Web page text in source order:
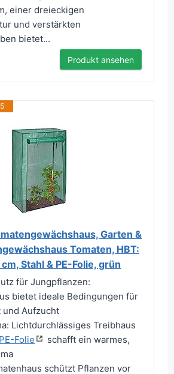
einer dreieckigen
und verstärkten
bietet...
Produkt ansehen
Garten &
Tomaten, HBT:
Stahl & PE-Folie, grün
für Jungpflanzen:
bietet ideale Bedingungen für
und Aufzucht
Lichtdurchlässiges Treibhaus
PE-Folie
schafft ein warmes,
schützt Pflanzen vor